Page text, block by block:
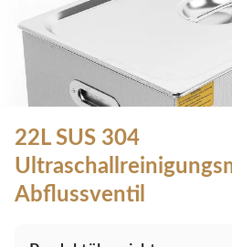
22L SUS 304
Abflussventil